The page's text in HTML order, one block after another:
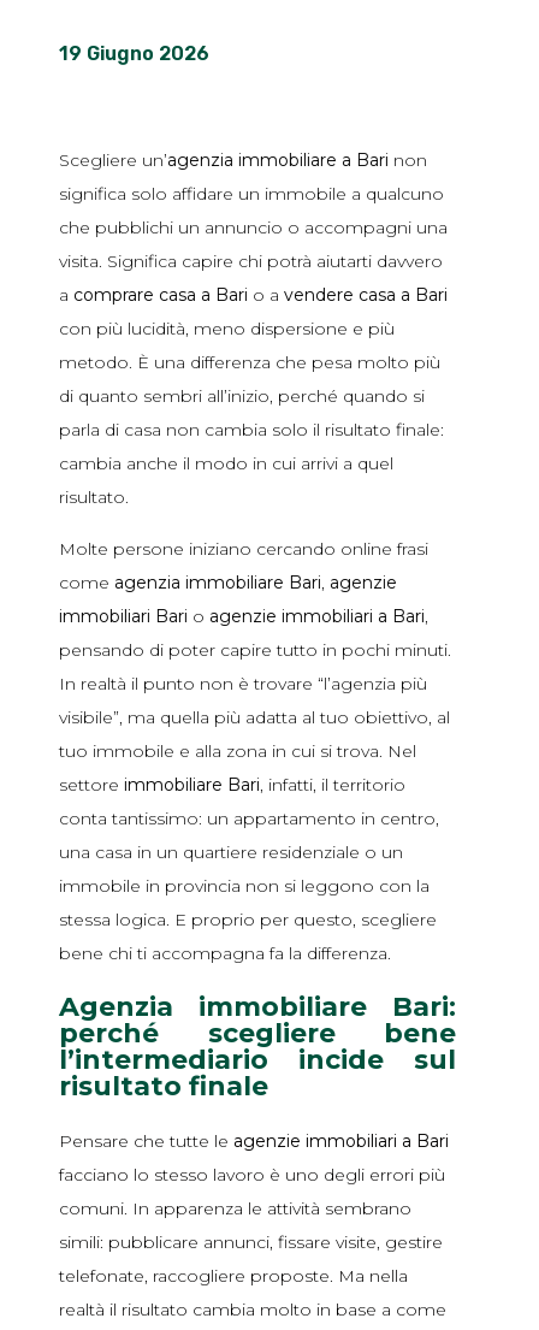
19 Giugno 2026
Scegliere un’agenzia immobiliare a Bari non
significa solo affidare un immobile a qualcuno
che pubblichi un annuncio o accompagni una
visita. Significa capire chi potrà aiutarti davvero
a comprare casa a Bari o a vendere casa a Bari
con più lucidità, meno dispersione e più
metodo. È una differenza che pesa molto più
di quanto sembri all’inizio, perché quando si
parla di casa non cambia solo il risultato finale:
cambia anche il modo in cui arrivi a quel
risultato.
Molte persone iniziano cercando online frasi
come agenzia immobiliare Bari agenzie
immobiliari Bari o agenzie immobiliari a Bari
pensando di poter capire tutto in pochi minuti.
In realtà il punto non è trovare “l’agenzia più
visibile”, ma quella più adatta al tuo obiettivo, al
tuo immobile e alla zona in cui si trova. Nel
settore immobiliare Bari , infatti, il territorio
conta tantissimo: un appartamento in centro,
una casa in un quartiere residenziale o un
immobile in provincia non si leggono con la
stessa logica. E proprio per questo, scegliere
bene chi ti accompagna fa la differenza.
Agenzia immobiliare Bari:
perché scegliere bene
l’intermediario incide sul
risultato finale
Pensare che tutte le agenzie immobiliari a Bari
facciano lo stesso lavoro è uno degli errori più
comuni. In apparenza le attività sembrano
simili: pubblicare annunci, fissare visite, gestire
telefonate, raccogliere proposte. Ma nella
realtà il risultato cambia molto in base a come